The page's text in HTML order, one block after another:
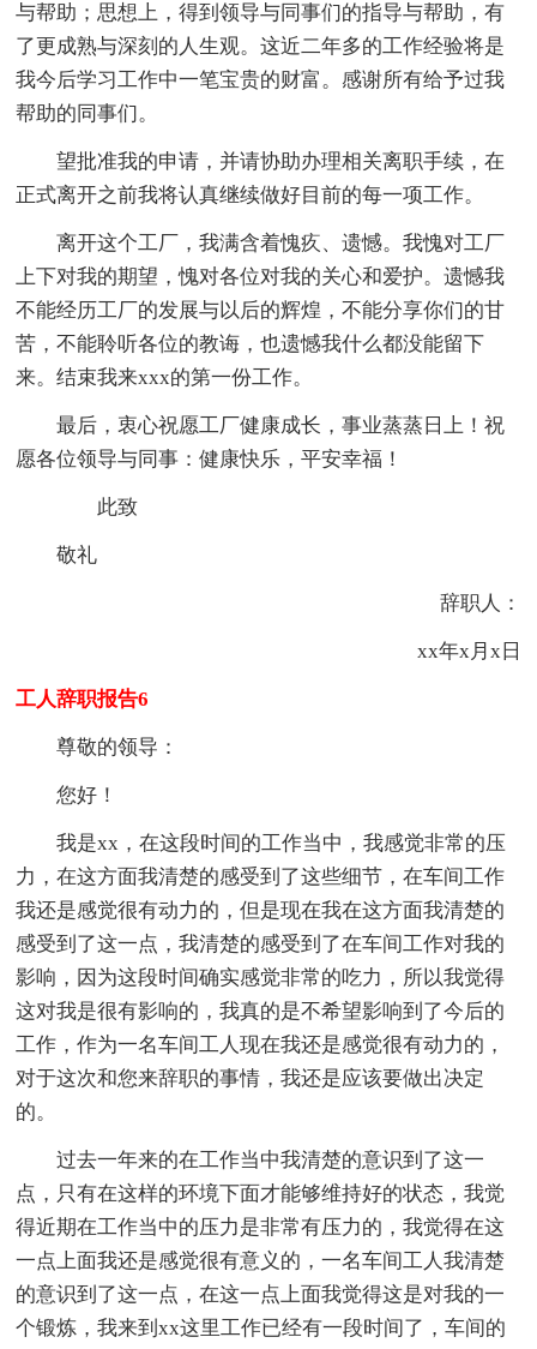
与帮助；思想上，得到领导与同事们的指导与帮助，有
了更成熟与深刻的人生观。这近二年多的工作经验将是
我今后学习工作中一笔宝贵的财富。感谢所有给予过我
帮助的同事们。
望批准我的申请，并请协助办理相关离职手续，在
正式离开之前我将认真继续做好目前的每一项工作。
离开这个工厂，我满含着愧疚、遗憾。我愧对工厂
上下对我的期望，愧对各位对我的关心和爱护。遗憾我
不能经历工厂的发展与以后的辉煌，不能分享你们的甘
苦，不能聆听各位的教诲，也遗憾我什么都没能留下
来。结束我来xxx的第一份工作。
最后，衷心祝愿工厂健康成长，事业蒸蒸日上！祝
愿各位领导与同事：健康快乐，平安幸福！
此致
敬礼
辞职人：
xx年x月x日
工人辞职报告6
尊敬的领导：
您好！
我是xx，在这段时间的工作当中，我感觉非常的压
力，在这方面我清楚的感受到了这些细节，在车间工作
我还是感觉很有动力的，但是现在我在这方面我清楚的
感受到了这一点，我清楚的感受到了在车间工作对我的
影响，因为这段时间确实感觉非常的吃力，所以我觉得
这对我是很有影响的，我真的是不希望影响到了今后的
工作，作为一名车间工人现在我还是感觉很有动力的，
对于这次和您来辞职的事情，我还是应该要做出决定
的。
过去一年来的在工作当中我清楚的意识到了这一
点，只有在这样的环境下面才能够维持好的状态，我觉
得近期在工作当中的压力是非常有压力的，我觉得在这
一点上面我还是感觉很有意义的，一名车间工人我清楚
的意识到了这一点，在这一点上面我觉得这是对我的一
个锻炼，我来到xx这里工作已经有一段时间了，车间的